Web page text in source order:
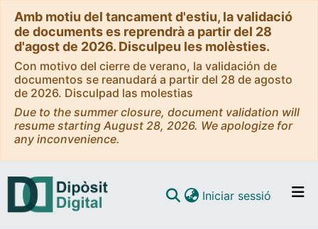
Amb motiu del tancament d'estiu, la validació
de documents es reprendrà a partir del 28
d'agost de 2026. Disculpeu les molèsties.
Con motivo del cierre de verano, la validación de
documentos se reanudará a partir del 28 de agosto
de 2026. Disculpad las molestias
Due to the summer closure, document validation will
resume starting August 28, 2026. We apologize for
any inconvenience.
Iniciar sessió (current)